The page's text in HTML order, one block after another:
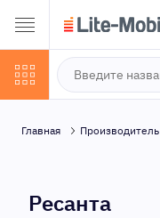
Главная Производитель
Ресанта